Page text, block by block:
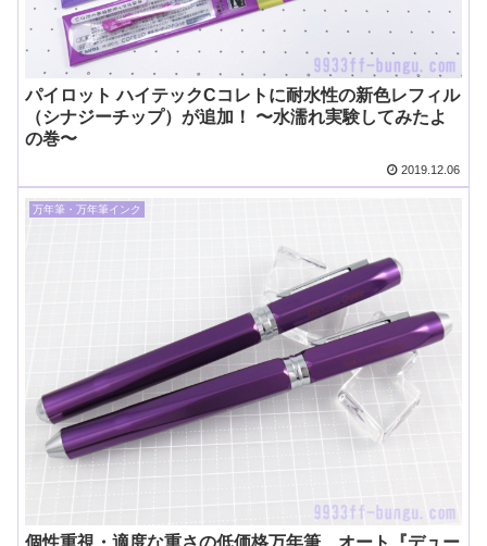
パイロット ハイテックCコレトに耐水性の新色レフィル
（シナジーチップ）が追加！ 〜水濡れ実験してみたよ
の巻〜
2019.12.06
万年筆・万年筆インク